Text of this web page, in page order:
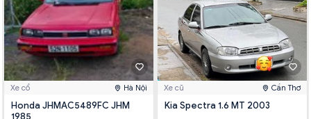
Xe cổ Hà Nội
Honda JHMAC5489FC JHM
Xe cũ Cần Thơ
Kia Spectra 1.6 MT 2003